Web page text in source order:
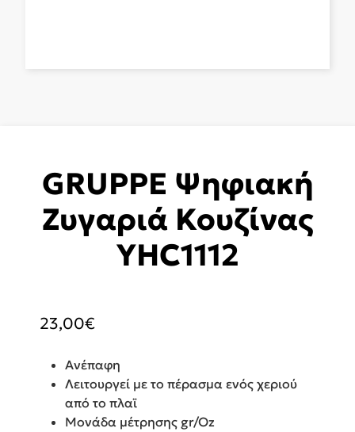
GRUPPE Ψηφιακή
Ζυγαριά Κουζίνας
YHC1112
23,00€
Ανέπαφη
Λειτουργεί με το πέρασμα ενός χεριού
από το πλαϊ
Μονάδα μέτρησης gr/Oz